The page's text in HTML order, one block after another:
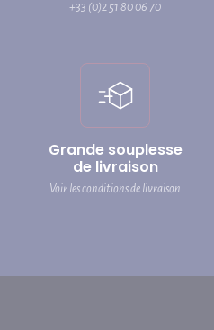
+33 (0)2 51 80 06 70
Grande souplesse
de livraison
Voir les conditions de livraison